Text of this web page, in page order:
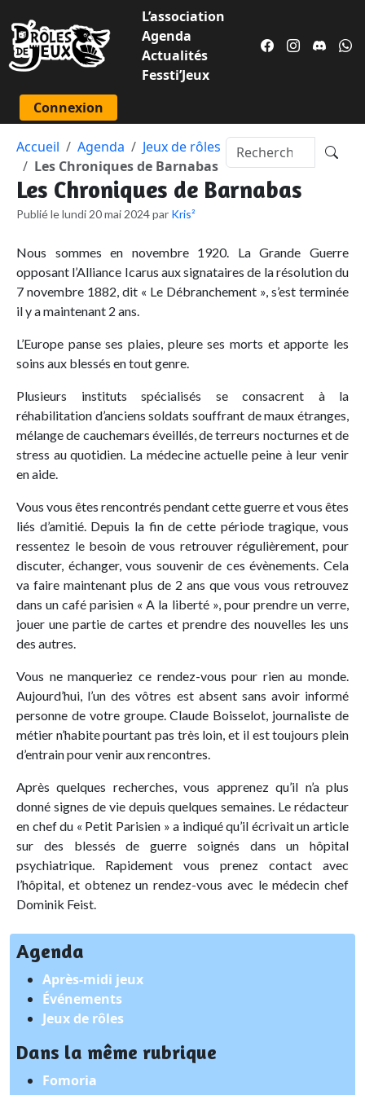
L’association
Agenda
Actualités
Fessti’Jeux
Connexion
Accueil Agenda
Jeux de rôles
Les Chroniques de Barnabas
Les Chroniques de Barnabas
Publié le lundi 20 mai 2024 par Kris²
Nous sommes en novembre 1920. La Grande Guerre
opposant l’Alliance Icarus aux signataires de la résolution du
7 novembre 1882, dit « Le Débranchement », s’est terminée
il y a maintenant 2 ans.
L’Europe panse ses plaies, pleure ses morts et apporte les
soins aux blessés en tout genre.
Plusieurs instituts spécialisés se consacrent à la
réhabilitation d’anciens soldats souffrant de maux étranges,
mélange de cauchemars éveillés, de terreurs nocturnes et de
stress au quotidien. La médecine actuelle peine à leur venir
en aide.
Vous vous êtes rencontrés pendant cette guerre et vous êtes
liés d’amitié. Depuis la fin de cette période tragique, vous
ressentez le besoin de vous retrouver régulièrement, pour
discuter, échanger, vous souvenir de ces évènements. Cela
va faire maintenant plus de 2 ans que vous vous retrouvez
dans un café parisien « A la liberté », pour prendre un verre,
jouer une partie de cartes et prendre des nouvelles les uns
des autres.
Vous ne manqueriez ce rendez-vous pour rien au monde.
Aujourd’hui, l’un des vôtres est absent sans avoir informé
personne de votre groupe. Claude Boisselot, journaliste de
métier n’habite pourtant pas très loin, et il est toujours plein
d’entrain pour venir aux rencontres.
Après quelques recherches, vous apprenez qu’il n’a plus
donné signes de vie depuis quelques semaines. Le rédacteur
en chef du « Petit Parisien » a indiqué qu’il écrivait un article
sur des blessés de guerre soignés dans un hôpital
psychiatrique. Rapidement vous prenez contact avec
l’hôpital, et obtenez un rendez-vous avec le médecin chef
Dominik Feist.
Agenda
Après-midi jeux
Événements
Jeux de rôles
Dans la même rubrique
Fomoria